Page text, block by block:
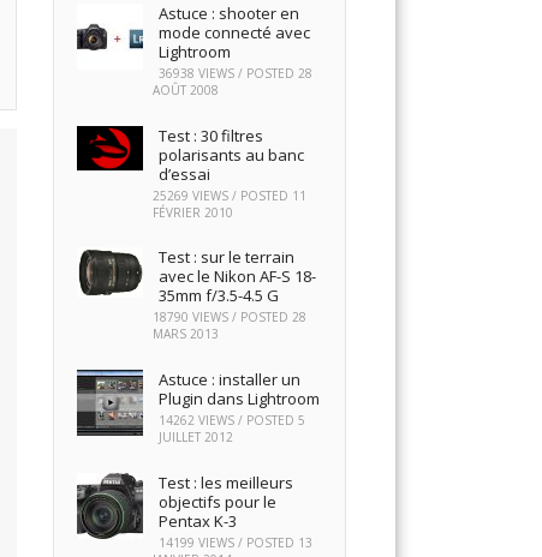
Astuce : shooter en
mode connecté avec
Lightroom
36938 VIEWS / POSTED28
AOÛT 2008
Test : 30 filtres
polarisants au banc
d’essai
25269 VIEWS / POSTED 11
FÉVRIER 2010
Test : sur le terrain
avec le Nikon AF-S 18-
35mm f/3.5-4.5 G
18790 VIEWS / POSTED28
MARS 2013
Astuce : installer un
Plugin dans Lightroom
14262 VIEWS / POSTED5
JUILLET 2012
Test : les meilleurs
objectifs pour le
Pentax K-3
14199 VIEWS / POSTED 13